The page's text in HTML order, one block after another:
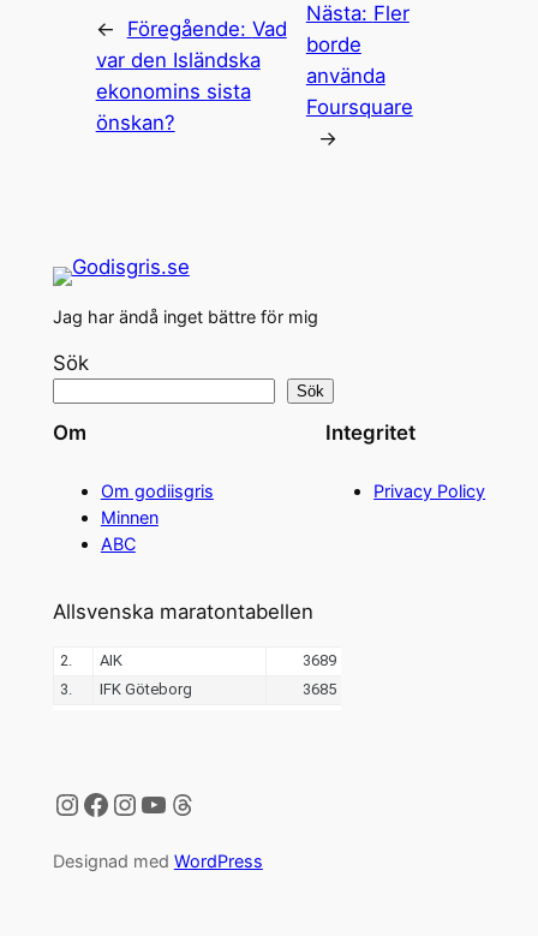
← Föregående: Vad
var den Isländska
ekonomins sista
önskan?
Nästa: Fler
borde
använda
Foursquare
→
Jag har ändå inget bättre för mig
Sök
Sök
Om
Om godiisgris
Minnen
ABC
Integritet
Privacy Policy
Allsvenska maratontabellen
Instagram
Facebook
Instagram
YouTube
Threads
Designad med WordPress